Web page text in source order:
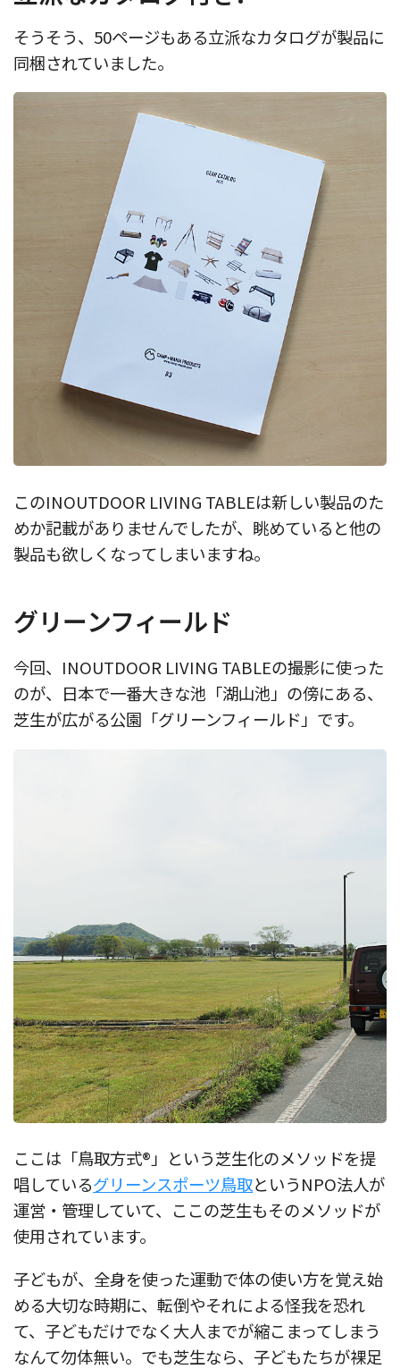
そうそう、50ページもある立派なカタログが製品に
同梱されていました。
このINOUTDOOR LIVING TABLEは新しい製品のた
めか記載がありませんでしたが、眺めていると他の
製品も欲しくなってしまいますね。
グリーンフィールド
今回、INOUTDOOR LIVING TABLEの撮影に使った
のが、日本で一番大きな池「湖山池」の傍にある、
芝生が広がる公園「グリーンフィールド」です。
ここは「鳥取方式®」という芝生化のメソッドを提
唱しているグリーンスポーツ鳥取というNPO法人が
運営・管理していて、ここの芝生もそのメソッドが
使用されています。
子どもが、全身を使った運動で体の使い方を覚え始
める大切な時期に、転倒やそれによる怪我を恐れ
て、子どもだけでなく大人までが縮こまってしまう
なんて勿体無い。でも芝生なら、子どもたちが裸足